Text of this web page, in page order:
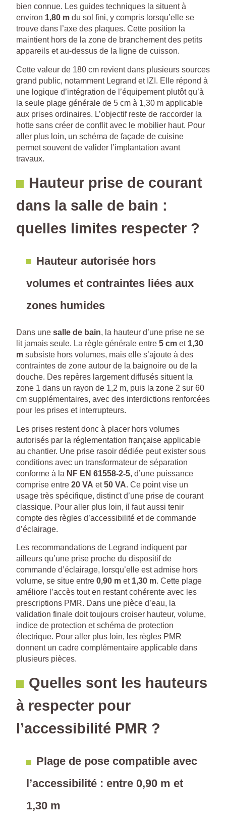
bien connue. Les guides techniques la situent à
environ 1,80 m du sol fini, y compris lorsqu’elle se
trouve dans l’axe des plaques. Cette position la
maintient hors de la zone de branchement des petits
appareils et au-dessus de la ligne de cuisson.
Cette valeur de 180 cm revient dans plusieurs sources
grand public, notamment Legrand et IZI. Elle répond à
une logique d’intégration de l’équipement plutôt qu’à
la seule plage générale de 5 cm à 1,30 m applicable
aux prises ordinaires. L’objectif reste de raccorder la
hotte sans créer de conflit avec le mobilier haut. Pour
aller plus loin, un schéma de façade de cuisine
permet souvent de valider l’implantation avant
travaux.
Hauteur prise de courant
dans la salle de bain :
quelles limites respecter ?
Hauteur autorisée hors
volumes et contraintes liées aux
zones humides
Dans une salle de bain, la hauteur d’une prise ne se
lit jamais seule. La règle générale entre 5 cm et 1,30
m subsiste hors volumes, mais elle s’ajoute à des
contraintes de zone autour de la baignoire ou de la
douche. Des repères largement diffusés situent la
zone 1 dans un rayon de 1,2 m, puis la zone 2 sur 60
cm supplémentaires, avec des interdictions renforcées
pour les prises et interrupteurs.
Les prises restent donc à placer hors volumes
autorisés par la réglementation française applicable
au chantier. Une prise rasoir dédiée peut exister sous
conditions avec un transformateur de séparation
conforme à la NF EN 61558-2-5, d’une puissance
comprise entre 20 VA et50 VA. Ce point vise un
usage très spécifique, distinct d’une prise de courant
classique. Pour aller plus loin, il faut aussi tenir
compte des règles d’accessibilité et de commande
d’éclairage.
Les recommandations de Legrand indiquent par
ailleurs qu’une prise proche du dispositif de
commande d’éclairage, lorsqu’elle est admise hors
volume, se situe entre 0,90 m et 1,30 m. Cette plage
améliore l’accès tout en restant cohérente avec les
prescriptions PMR. Dans une pièce d’eau, la
validation finale doit toujours croiser hauteur, volume,
indice de protection et schéma de protection
électrique. Pour aller plus loin, les règles PMR
donnent un cadre complémentaire applicable dans
plusieurs pièces.
Quelles sont les hauteurs
à respecter pour
l’accessibilité PMR ?
Plage de pose compatible avec
l’accessibilité : entre 0,90 m et
1,30 m